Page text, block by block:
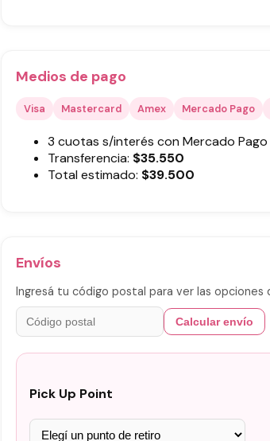
Medios de pago
Visa Mastercard Amex Mercado Pago
3 cuotas s/interés con Mercado
Transferencia: $35.550
Total estimado: $39.500
Envíos
Ingresá tu código postal para ver las opciones
Calcular envío
Pick Up Point